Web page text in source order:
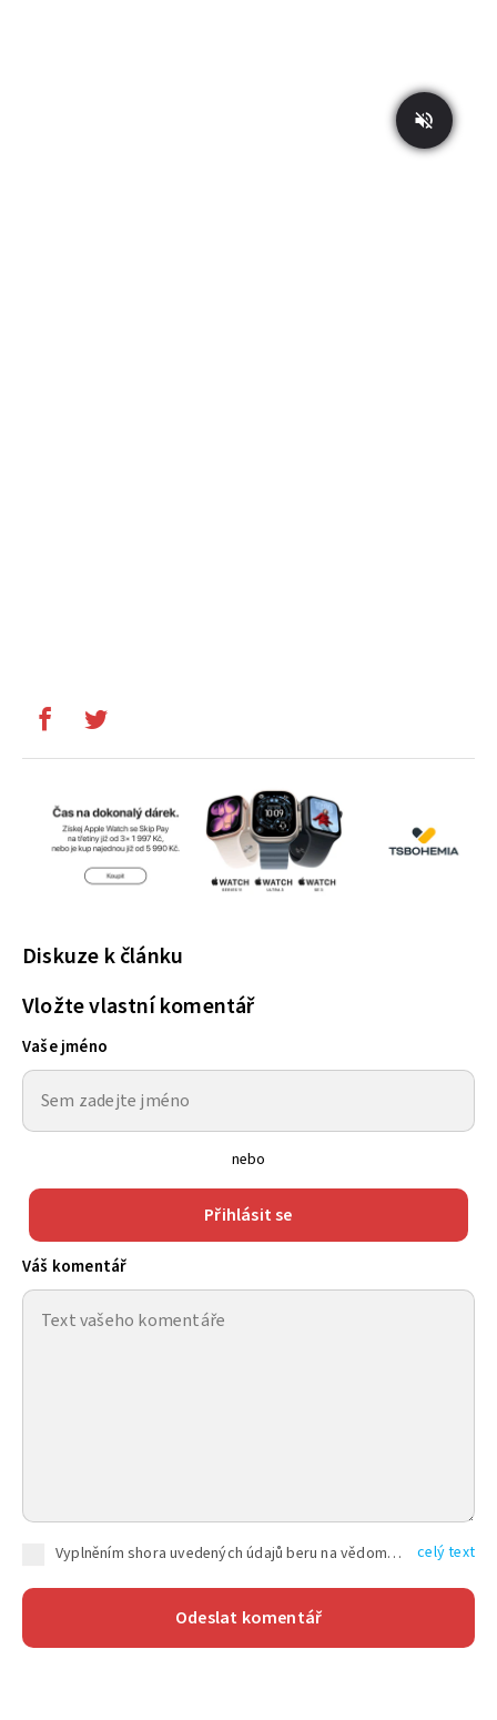
Diskuze k článku
Vložte vlastní komentář
Vaše jméno
nebo
Přihlásit se
Váš komentář
Vyplněním shora uvedených údajů beru na vědomí, že společnost TEXT FACTORY s.r.o., sídlem Brno, Durďákova 336/29, Černá Pole, PSČ: 613 00, IČ: 06157831, zapsané u Krajského soudu v Brně, oddíl C, vložka 100399, bude zpracovávat mé osobní údaje uvedené v rámci mnou vyplněného registračního formuláře na základě oprávněných zájmů TEXT FACTORY s.r.o. dle čl. 6 odst. 1 písm. f) GDPR a pro splnění právních povinností (čl. 6 odst. 1 písm. c) GDPR), a to pro tyto účely: nezbytnost zajistit oprávnění návštěvníka webových stránek provozovaných společností TEXT FACTORY s.r.o. přispívat aktivně ke zveřejněným článkům nebo v rámci diskusních fór a výkon práv TEXT FACTORY s.r.o. jako administrátora těchto diskusních fór. Více informací o zpracování osobních údajů a právech lze nalézt v celý text